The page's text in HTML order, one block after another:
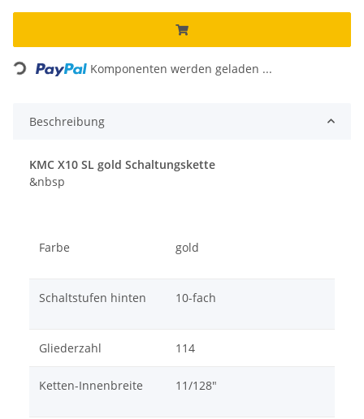
Loading... Komponenten werden geladen ...
Beschreibung
KMC X10 SL gold Schaltungskette
&nbsp
Farbe gold
Schaltstufen hinten 10-fach
Gliederzahl 114
Ketten-Innenbreite 11/128"